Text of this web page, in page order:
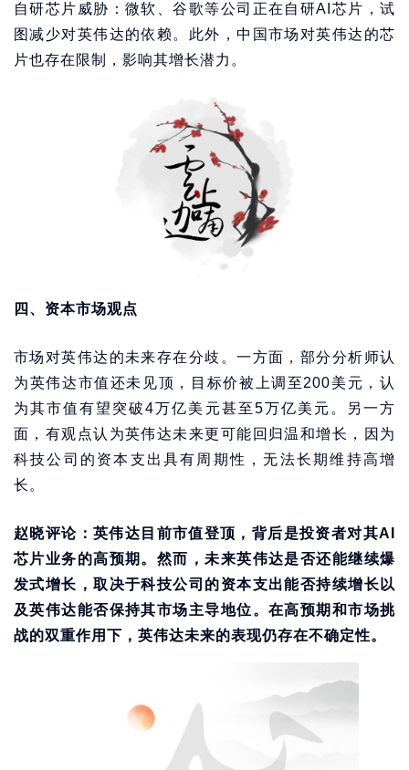
自研芯片威胁：微软、谷歌等公司正在自研AI芯片，试
图减少对英伟达的依赖。此外，中国市场对英伟达的芯
片也存在限制，影响其增长潜力。
四、资本市场观点
市场对英伟达的未来存在分歧。一方面，部分分析师认
为英伟达市值还未见顶，目标价被上调至200美元，认
为其市值有望突破4万亿美元甚至5万亿美元。另一方
面，有观点认为英伟达未来更可能回归温和增长，因为
科技公司的资本支出具有周期性，无法长期维持高增
长。
赵晓评论：英伟达目前市值登顶，背后是投资者对其AI
芯片业务的高预期。然而，未来英伟达是否还能继续爆
发式增长，取决于科技公司的资本支出能否持续增长以
及英伟达能否保持其市场主导地位。在高预期和市场挑
战的双重作用下，英伟达未来的表现仍存在不确定性。